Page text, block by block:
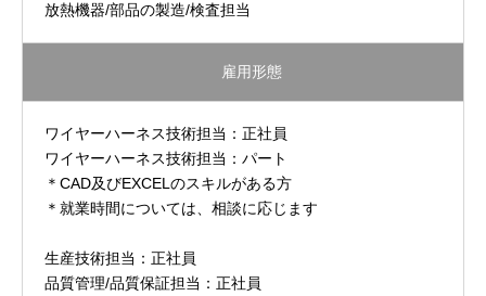
放熱機器/部品の製造/検査担当
雇用形態
ワイヤーハーネス技術担当：正社員
ワイヤーハーネス技術担当：パート
＊CAD及びEXCELのスキルがある方
＊就業時間については、相談に応じます
生産技術担当：正社員
品質管理/品質保証担当：正社員